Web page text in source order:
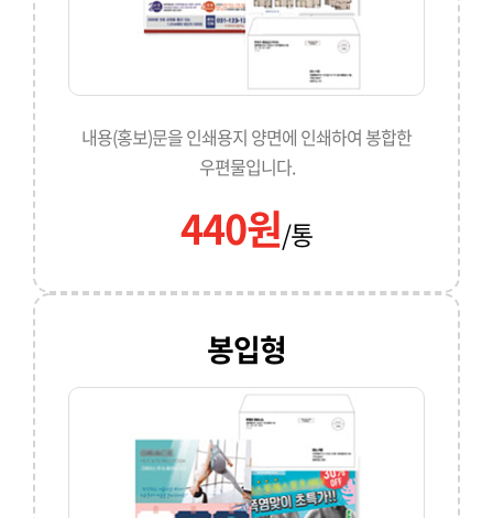
내용(홍보)문을 인쇄용지 양면에 인쇄하여 봉합한
우편물입니다.
440원/통
봉입형